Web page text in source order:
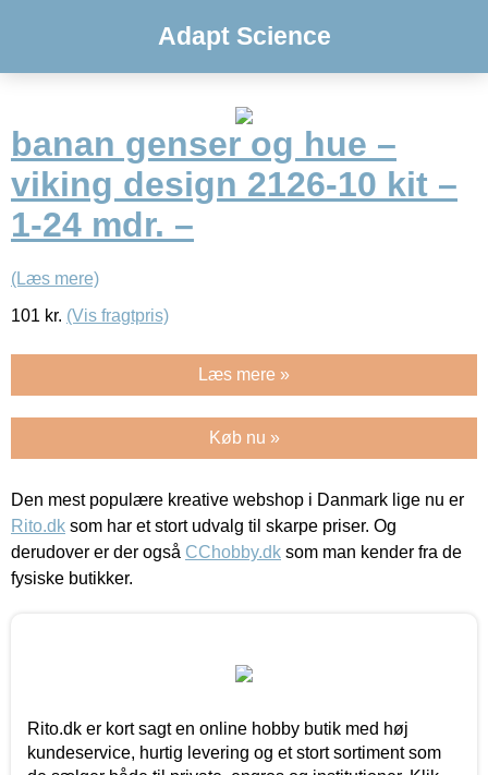
Adapt Science
banan genser og hue –
viking design 2126-10 kit –
1-24 mdr. –
(Læs mere)
101 kr. (Vis fragtpris)
Læs mere »
Køb nu »
Den mest populære kreative webshop i Danmark lige nu er
Rito.dk som har et stort udvalg til skarpe priser. Og
derudover er der også CChobby.dk som man kender fra de
fysiske butikker.
Rito.dk er kort sagt en online hobby butik med høj
kundeservice, hurtig levering og et stort sortiment som